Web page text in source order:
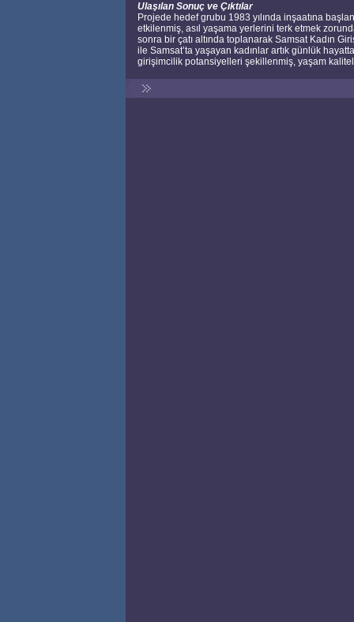
Ulaşılan Sonuç ve Çıktılar
Projede hedef grubu 1983 yılında inşaatına
etkilenmiş, asıl yaşama yerlerini terk etmek
sonra bir çatı altında toplanarak Samsat Kadın
ile Samsat’ta yaşayan kadınlar artık günlük
girişimcilik potansiyelleri şekillenmiş, yaşam